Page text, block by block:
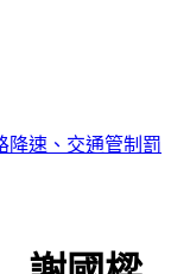
」點名道歉
謝國樑